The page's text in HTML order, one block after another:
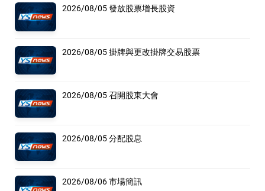
2026/08/05 發放股票增長股資
2026/08/05 掛牌與更改掛牌交易股票
2026/08/05 召開股東大會
2026/08/05 分配股息
2026/08/06 市場簡訊